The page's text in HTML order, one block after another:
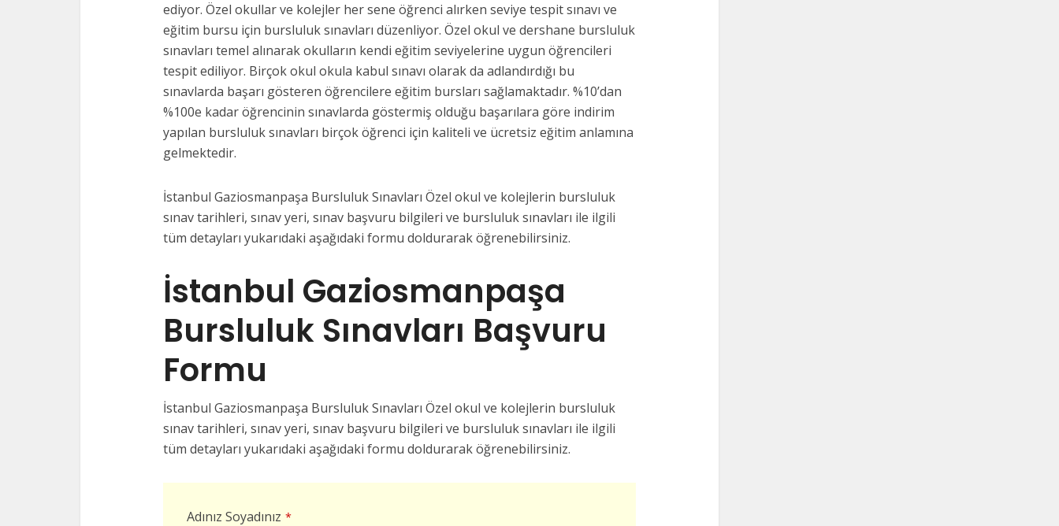
ediyor. Özel okullar ve kolejler her sene öğrenci alırken seviye tespit sınavı ve
eğitim bursu için bursluluk sınavları düzenliyor. Özel okul ve dershane bursluluk
sınavları temel alınarak okulların kendi eğitim seviyelerine uygun öğrencileri
tespit ediliyor. Birçok okul okula kabul sınavı olarak da adlandırdığı bu
sınavlarda başarı gösteren öğrencilere eğitim bursları sağlamaktadır. %10’dan
%100e kadar öğrencinin sınavlarda göstermiş olduğu başarılara göre indirim
yapılan bursluluk sınavları birçok öğrenci için kaliteli ve ücretsiz eğitim anlamına
gelmektedir.
İstanbul Gaziosmanpaşa Bursluluk Sınavları Özel okul ve kolejlerin bursluluk
sınav tarihleri, sınav yeri, sınav başvuru bilgileri ve bursluluk sınavları ile ilgili
tüm detayları yukarıdaki aşağıdaki formu doldurarak öğrenebilirsiniz.
İstanbul Gaziosmanpaşa
Bursluluk Sınavları Başvuru
Formu
İstanbul Gaziosmanpaşa Bursluluk Sınavları Özel okul ve kolejlerin bursluluk
sınav tarihleri, sınav yeri, sınav başvuru bilgileri ve bursluluk sınavları ile ilgili
tüm detayları yukarıdaki aşağıdaki formu doldurarak öğrenebilirsiniz.
Adınız Soyadınız *